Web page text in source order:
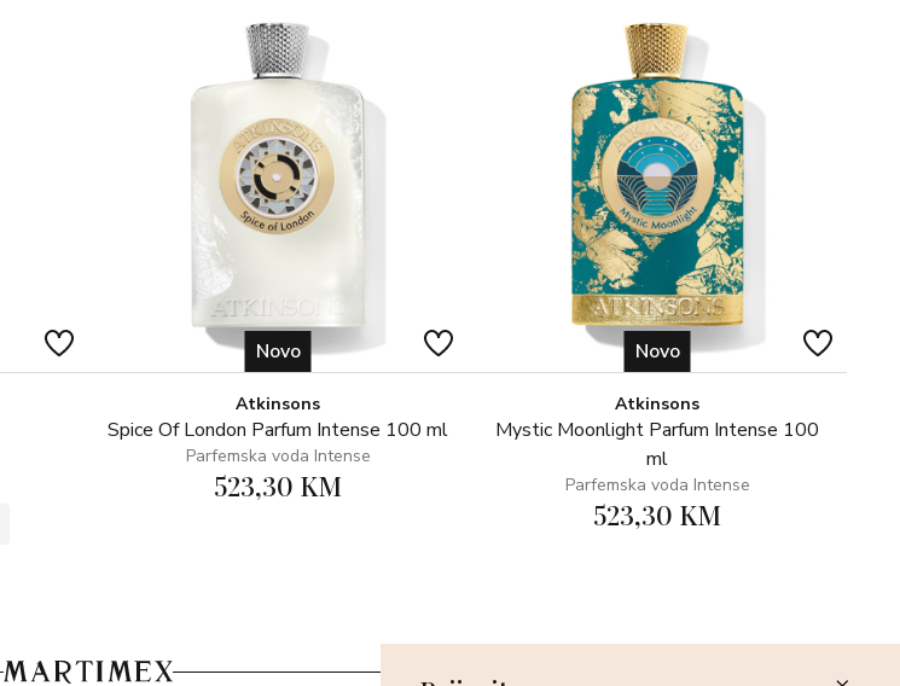
Novo
Atkinsons
Spice Of London Parfum Intense 100 ml
Parfemska voda Intense
523,30 KM
Novo
Atkinsons
Mystic Moonlight Parfum Intense 100
ml
Parfemska voda Intense
523,30 KM